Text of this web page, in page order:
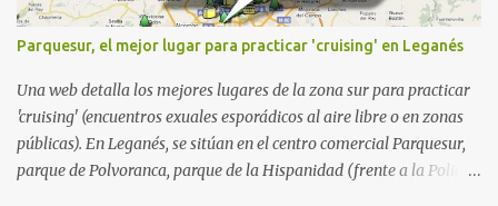
Parquesur, el mejor lugar para practicar 'cruising' en Leganés
Una web detalla los mejores lugares de la zona sur para practicar
'cruising' (encuentros exuales esporádicos al aire libre o en zonas
públicas). En Leganés, se sitúan en el centro comercial Parquesur,
parque de Polvoranca, parque de la Hispanidad (frente a la Policía